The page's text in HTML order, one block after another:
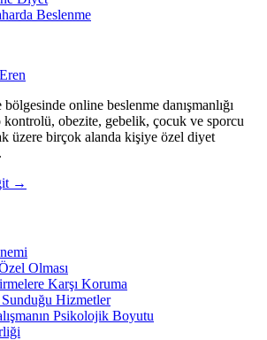
Beslenme
online beslenme danışmanlığı
obezite, gebelik, çocuk ve sporcu
üzere birçok alanda kişiye özel diyet
→
Olması
Karşı Koruma
Hizmetler
Psikolojik Boyutu